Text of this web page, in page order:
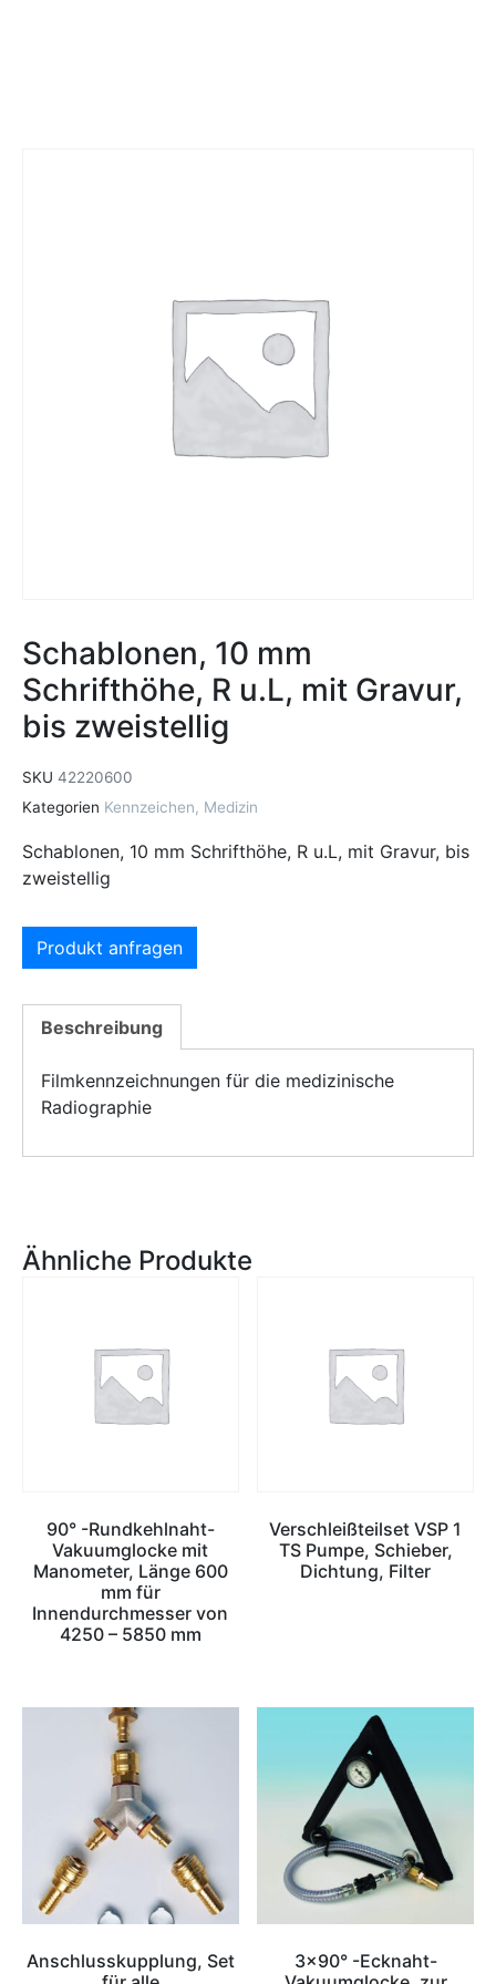
Schablonen, 10 mm
Schrifthöhe, R u.L, mit Gravur,
bis zweistellig
SKU 42220600
Kategorien Kennzeichen, Medizin
Schablonen, 10 mm Schrifthöhe, R u.L, mit Gravur, bis
zweistellig
Produkt anfragen
Beschreibung
Filmkennzeichnungen für die medizinische
Radiographie
Ähnliche Produkte
90° -Rundkehlnaht-
Vakuumglocke mit
Manometer, Länge 600
mm für
Innendurchmesser von
4250 – 5850 mm
Verschleißteilset VSP 1
TS Pumpe, Schieber,
Dichtung, Filter
Anschlusskupplung, Set
3×90° -Ecknaht-